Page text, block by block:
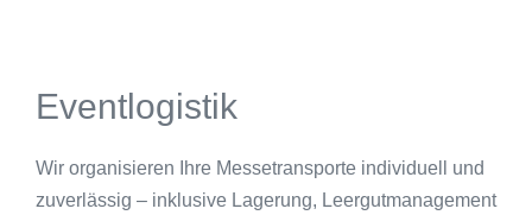
Eventlogistik
Wir organisieren Ihre Messetransporte individuell und
zuverlässig – inklusive Lagerung, Leergutmanagement